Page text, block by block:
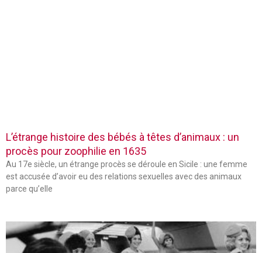
L’étrange histoire des bébés à têtes d’animaux : un
procès pour zoophilie en 1635
Au 17e siècle, un étrange procès se déroule en Sicile : une femme
est accusée d’avoir eu des relations sexuelles avec des animaux
parce qu’elle